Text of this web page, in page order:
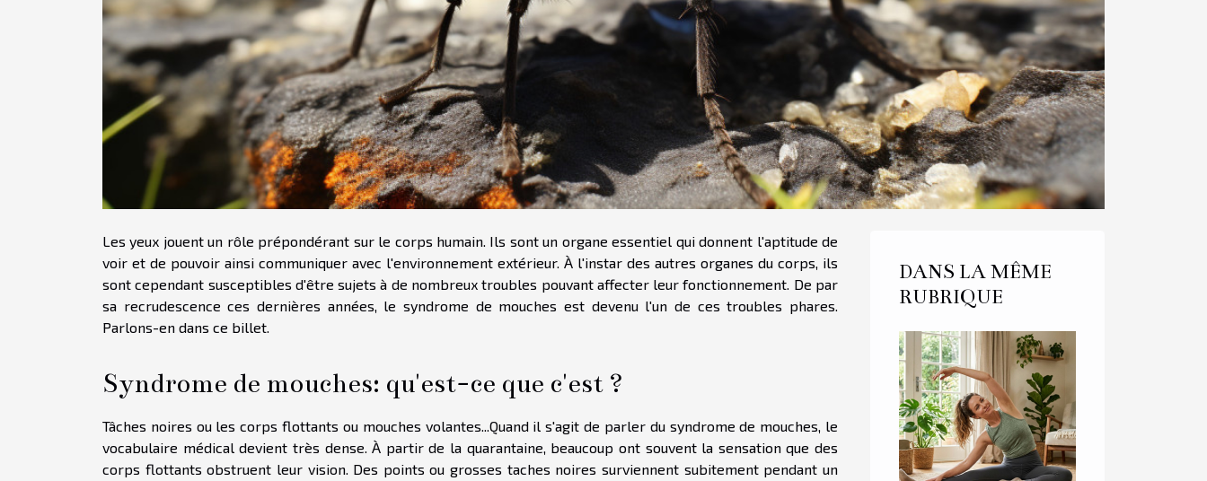
Les yeux jouent un rôle prépondérant sur le corps humain. Ils sont un organe essentiel qui donnent l'aptitude de
voir et de pouvoir ainsi communiquer avec l'environnement extérieur. À l'instar des autres organes du corps, ils
sont cependant susceptibles d'être sujets à de nombreux troubles pouvant affecter leur fonctionnement. De par
sa recrudescence ces dernières années, le syndrome de mouches est devenu l'un de ces troubles phares.
Parlons-en dans ce billet.
Syndrome de mouches: qu'est-ce que c'est ?
Tâches noires ou les corps flottants ou mouches volantes...Quand il s'agit de parler du syndrome de mouches, le
vocabulaire médical devient très dense. À partir de la quarantaine, beaucoup ont souvent la sensation que des
corps flottants obstruent leur vision. Des points ou grosses taches noires surviennent subitement pendant un
DANS LA MÊME
RUBRIQUE